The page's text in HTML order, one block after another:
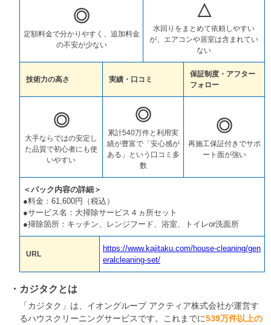
◎
定額料金で分かりやすく、追加料金
の不安が少ない
△
水回りをまとめて依頼しやすい
が、エアコンや居室は含まれてい
ない
技術力の高さ 実績・口コミ
保証制度・アフター
フォロー
◎
大手ならではの安定し
た品質で初心者にも使
いやすい
◎
累計540万件と利用実
績が豊富で「安心感が
ある」という口コミ多
数
◎
再施工保証付きでサポ
ート面が強い
＜パック内容の詳細＞
●料金：61,600円（税込）
●サービス名：大掃除サービス４ヵ所セット
●掃除箇所：キッチン、レンジフード、浴室、トイレor洗面所
URL
https://www.kajitaku.com/house-cleaning/gen
eralcleaning-set/
カジタクとは
「カジタク」は、イオングループ アクティア株式会社が運営す
るハウスクリーニングサービスです。これまでに539万件以上の